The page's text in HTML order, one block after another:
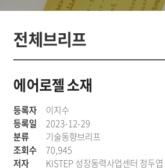
전체브리프
에어로젤 소재
등록자
이지수
등록일
2023-12-29
분류
기술동향브리프
조회수
70,945
저자
KISTEP 성장동력사업센터 정두